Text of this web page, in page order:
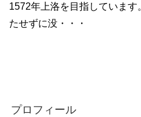
1572年上洛を目指していま
たせずに没・・・
プロフィール